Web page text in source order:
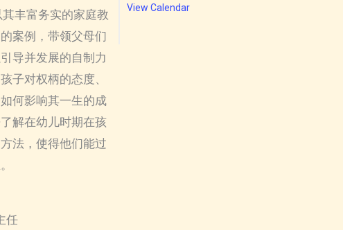
丰富务实的家庭教
案例，带领父母们
导并发展的自制力
子对权柄的态度、
何影响其一生的成
解在幼儿时期在孩
法，使得他们能过
任
View Calendar